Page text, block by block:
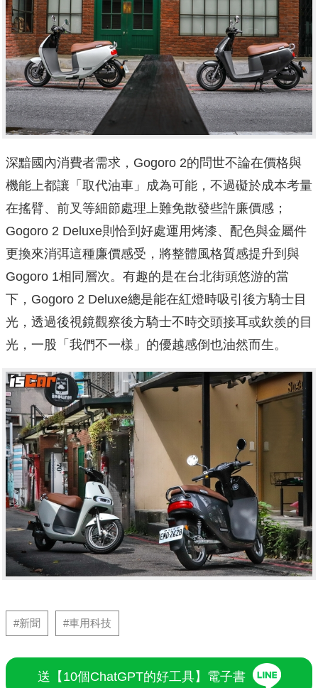
深黯國內消費者需求，Gogoro 2的問世不論在價格與
機能上都讓「取代油車」成為可能，不過礙於成本考量
在搖臂、前叉等細節處理上難免散發些許廉價感；
Gogoro 2 Deluxe則恰到好處運用烤漆、配色與金屬件
更換來消弭這種廉價感受，將整體風格質感提升到與
Gogoro 1相同層次。有趣的是在台北街頭悠游的當
下，Gogoro 2 Deluxe總是能在紅燈時吸引後方騎士目
光，透過後視鏡觀察後方騎士不時交頭接耳或欽羨的目
光，一股「我們不一樣」的優越感倒也油然而生。
#新聞 #車用科技
送【10個ChatGPT的好工具】電子書